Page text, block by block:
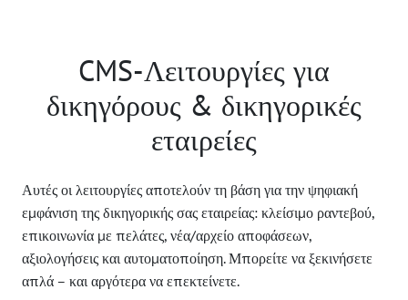
CMS-Λειτουργίες για
δικηγόρους & δικηγορικές
εταιρείες
Αυτές οι λειτουργίες αποτελούν τη βάση για την ψηφιακή
εμφάνιση της δικηγορικής σας εταιρείας: κλείσιμο ραντεβού,
επικοινωνία με πελάτες, νέα/αρχείο αποφάσεων,
αξιολογήσεις και αυτοματοποίηση. Μπορείτε να ξεκινήσετε
απλά – και αργότερα να επεκτείνετε.